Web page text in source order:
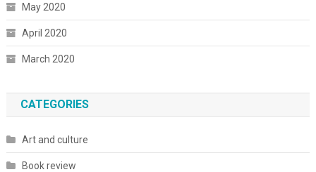
May 2020
April 2020
March 2020
CATEGORIES
Art and culture
Book review